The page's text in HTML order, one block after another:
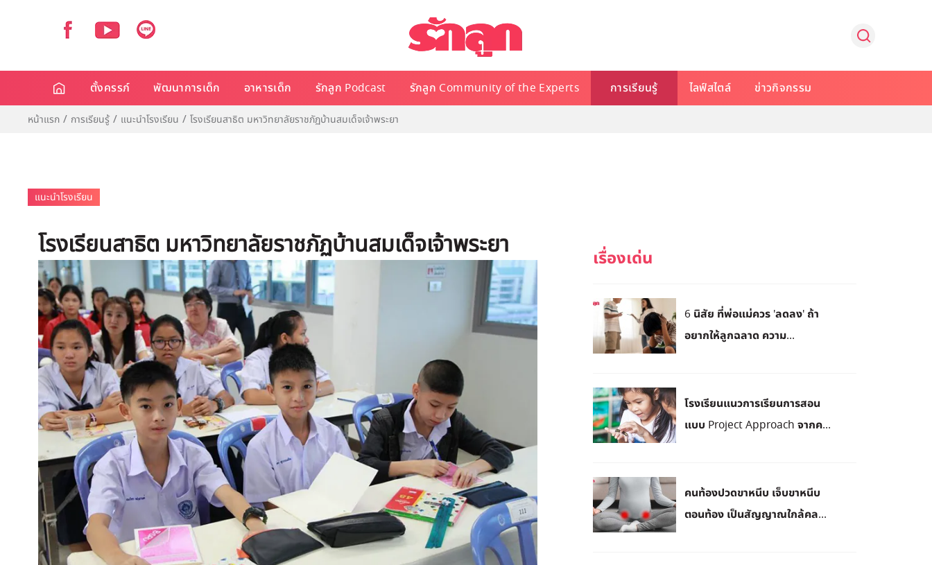
ตั้งครรภ์ พัฒนาการเด็ก อาหารเด็ก รักลูก Podcast รักลูก Community of the Experts การเรียนรู้ ไลฟ์สไตล์ ข่าวกิจกรรม
หน้าแรก การเรียนรู้ แนะนำโรงเรียน โรงเรียนสาธิต มหาวิทยาลัยราชภัฏบ้านสมเด็จเจ้าพระยา
แนะนำโรงเรียน
โรงเรียนสาธิต มหาวิทยาลัยราชภัฏบ้านสมเด็จเจ้าพระยา
6 นิสัย ที่พ่อแม่ควร 'ลดลง' ถ้า
อยากให้ลูกฉลาด ความ...
โรงเรียนแนวการเรียนการสอน
แบบ Project Approach จากค...
คนท้องปวดขาหนีบ เจ็บขาหนีบ
ตอนท้อง เป็นสัญญาณใกล้คล...